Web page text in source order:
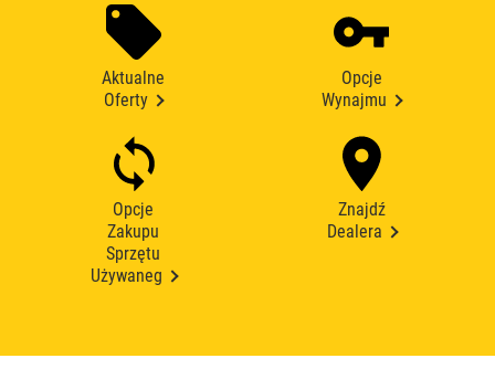
Aktualne
Oferty
Opcje
Wynajmu
Opcje
Zakupu
Sprzętu
Używaneg
Znajdź
Dealera